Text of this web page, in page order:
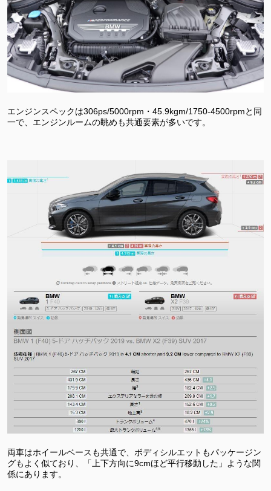
エンジンスペックは306ps/5000rpm・45.9kgm/1750-4500rpmと同
一で、エンジンルームの眺めも共通要素が多いです。
両車はホイールベースも共通で、ボディシルエットもパッケージン
グもよく似ており、「上下方向に9cmほど平行移動した」ような関
係にあります。